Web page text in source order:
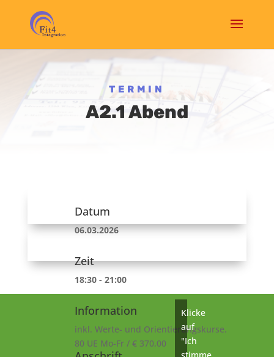
TERMIN
A2.1 Abend
Datum
06.03.2026
Zeit
18:30 - 21:00
Information
inkl. Werte- und Orientierungskurse.
80 UE Mo-Fr / € 370,00
Klicke
auf
"Ich